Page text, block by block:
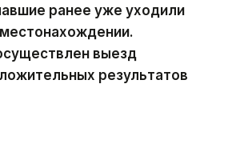
ранее уже уходили
выезд
результатов